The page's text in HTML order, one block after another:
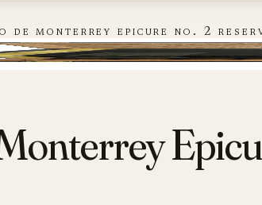
de monterrey epicure no. 2
de Monterrey Epicure No. 2 Reserva